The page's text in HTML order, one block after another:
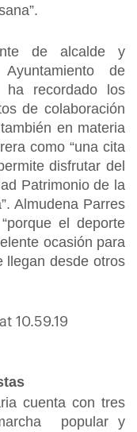
de alcalde y
de
ha recordado los
de colaboración
en materia
como “una cita
disfrutar del
Patrimonio de la
Almudena Parres
el deporte
ocasión para
llegan desde otros
cuenta con tres
popular y